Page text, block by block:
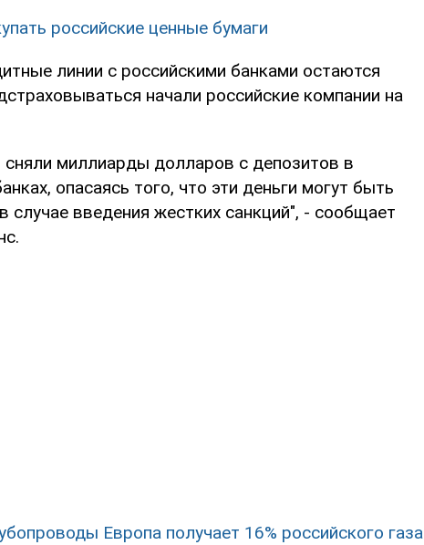
российские ценные бумаги
линии с российскими банками остаются
начали российские компании на
сняли миллиарды долларов с депозитов в
опасаясь того, что эти деньги могут быть
введения жестких санкций", - сообщает
Европа получает 16% российского газа